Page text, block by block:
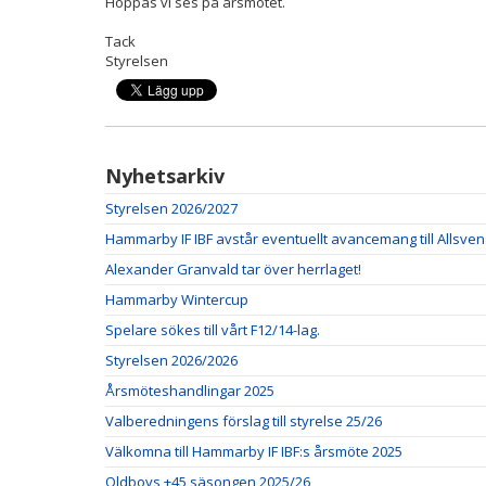
Tack
Styrelsen
Nyhetsarkiv
Styrelsen 2026/2027
Hammarby IF IBF avstår eventuellt avancemang till
Alexander Granvald tar över herrlaget!
Hammarby Wintercup
Spelare sökes till vårt F12/14-lag.
Styrelsen 2026/2026
Årsmöteshandlingar 2025
Valberedningens förslag till styrelse 25/26
Välkomna till Hammarby IF IBF:s årsmöte 2025
Oldboys +45 säsongen 2025/26